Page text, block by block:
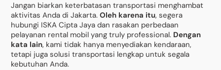
Jangan biarkan keterbatasan transportasi menghambat
aktivitas Anda di Jakarta.Oleh karena itu, segera
hubungi ISKA Cipta Jaya dan rasakan perbedaan
pelayanan rental mobil yang truly professional. Dengan
kata lain, kami tidak hanya menyediakan kendaraan,
tetapi juga solusi transportasi lengkap untuk segala
kebutuhan Anda.